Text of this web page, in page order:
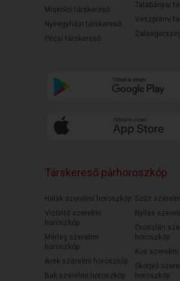
Miskolci társkereső
Nyíregyházi társkereső
Pécsi társkereső
Tatabányai
Veszprémi
Társkereső párhoroszkóp
Halak szerelmi horoszkóp
Vízöntő szerelmi
horoszkóp
Mérleg szerelmi
horoszkóp
Ikrek szerelmi horoszkóp
Bak szerelmi horoszkóp
Szűz
Nyilas
Oroszlán
horoszkóp
Kos
Skorpió
horoszkóp